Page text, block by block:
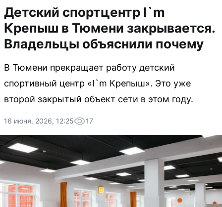
Детский спортцентр I`m
Крепыш в Тюмени закрывается.
Владельцы объяснили почему
В Тюмени прекращает работу детский
спортивный центр «I`m Крепыш». Это уже
второй закрытый объект сети в этом году.
16 июня, 2026, 12:25 17